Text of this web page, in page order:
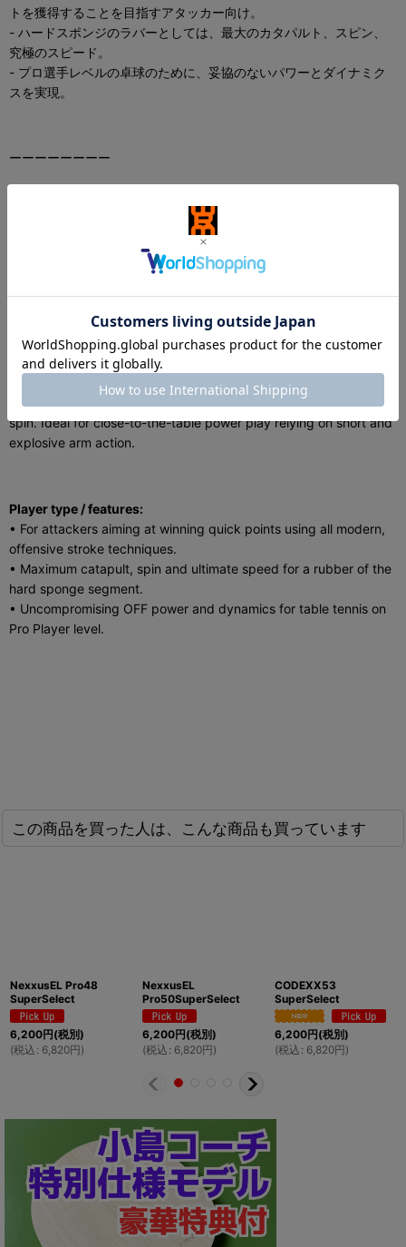
トを獲得することを目指すアタッカー向け。
- ハードスポンジのラバーとしては、最大のカタパルト、スピン、
究極のスピード。
- プロ選手レベルの卓球のために、妥協のないパワーとダイナミク
スを実現。
ーーーーーーーー
GEWO Nexxus EL Pro 53 SuperSelect
Warning! High-performance zone – Ready to take the next step?
The ultimate choice for your offensive play. Maximum dynamics
quality. As the first GEWO rubber featuring the combination of
our SSTT and OTT technologies, GEWO Nexxus EL Pro 53
SuperSelect is more elastic and flexible than you would expect
considering the enormous hardness of its sponge. However, it still
provides for ultimate speed, optimum ball contact and maximum
spin. Ideal for close-to-the-table power play relying on short and
explosive arm action.
Player type / features:
• For attackers aiming at winning quick points using all modern,
offensive stroke techniques.
• Maximum catapult, spin and ultimate speed for a rubber of the
hard sponge segment.
• Uncompromising OFF power and dynamics for table tennis on
Pro Player level.
この商品を買った人は、こんな商品も買っています
NexxusEL Pro48
SuperSelect
6,200円(税別)
(税込 : 6,820円)
NexxusEL
Pro50SuperSelect
6,200円(税別)
(税込 : 6,820円)
CODEXX53
SuperSelect
6,200円(税別)
(税込 : 6,820円)